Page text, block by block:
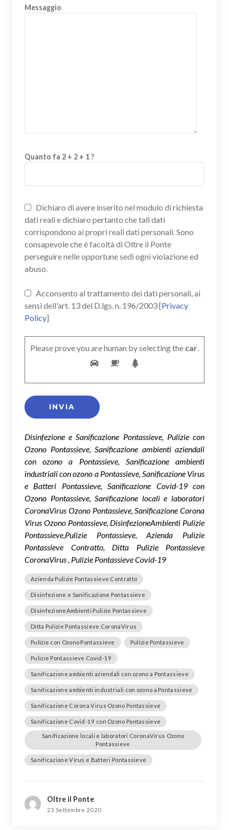
Messaggio
Quanto fa 2 + 2 + 1 ?
Dichiaro di avere inserito nel modulo di richiesta
dati reali e dichiaro pertanto che tali dati
corrispondono ai propri reali dati personali. Sono
consapevole che è facoltà di Oltre il Ponte
perseguire nelle opportune sedi ogni violazione ed
abuso.
Acconsento al trattamento dei dati personali, ai
sensi dell'art. 13 del D.lgs. n. 196/2003 [Privacy
Policy]
Please prove you are human by selecting the car.
Disinfezione e Sanificazione Pontassieve, Pulizie con
Ozono Pontassieve, Sanificazione ambienti aziendali
con ozono a Pontassieve, Sanificazione ambienti
industriali con ozono a Pontassieve, Sanificazione Virus
e Batteri Pontassieve, Sanificazione Covid-19 con
Ozono Pontassieve, Sanificazione locali e laboratori
CoronaVirus Ozono Pontassieve, Sanificazione Corona
Virus Ozono Pontassieve, DisinfezioneAmbienti Pulizie
Pontassieve,Pulizie Pontassieve, Azienda Pulizie
Pontassieve Contratto, Ditta Pulizie Pontassieve
CoronaVirus , Pulizie Pontassieve Covid-19
Azienda Pulizie Pontassieve Contratto
Disinfezione e Sanificazione Pontassieve
DisinfezioneAmbienti Pulizie Pontassieve
Ditta Pulizie Pontassieve CoronaVirus
Pulizie con Ozono Pontassieve Pulizie Pontassieve
Pulizie Pontassieve Covid-19
Sanificazione ambienti aziendali con ozono a Pontassieve
Sanificazione ambienti industriali con ozono a Pontassieve
Sanificazione Corona Virus Ozono Pontassieve
Sanificazione Covid-19 con Ozono Pontassieve
Sanificazione locali e laboratori CoronaVirus Ozono
Pontassieve
Sanificazione Virus e Batteri Pontassieve
Oltre il Ponte
23 Settembre 2020